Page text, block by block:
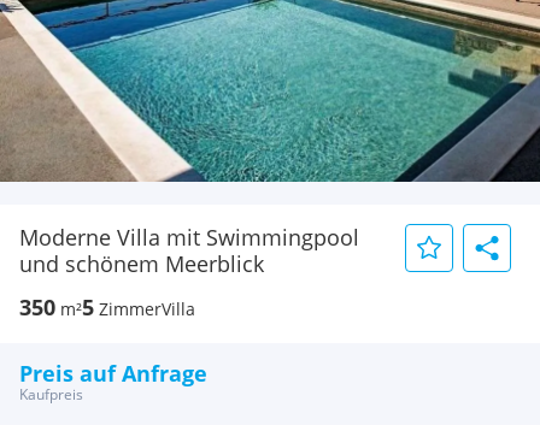
Moderne Villa mit Swimmingpool
und schönem Meerblick
350 m²5 ZimmerVilla
Preis auf Anfrage
Kaufpreis